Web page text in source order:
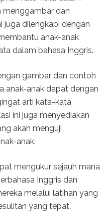
menggambar dan
juga dilengkapi dengan
anak-anak
dalam bahasa Inggris.
gambar dan contoh
anak-anak dapat dengan
arti kata-kata
ini juga menyediakan
akan menguji
anak.
mengukur sejauh mana
Inggris dan
melalui latihan yang
yang tepat.